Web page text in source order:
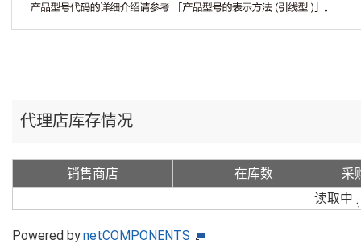
代理店库存情况
销售商店 在库数
采
读取中
Powered bynetCOMPONENTS